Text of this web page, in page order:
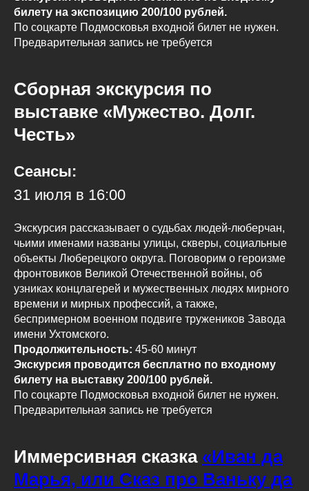
билету на экспозицию 200/100 рублей.
По соцкарте Подмосковья входной билет не нужен.
Предварительная запись не требуется
Сборная экскурсия по
выставке «Мужество. Долг.
Честь»
Сеансы:
31 июля в 16:00
Экскурсия рассказывает о судьбах людей-люберчан,
чьими именами названы улицы, скверы, социальные
объекты Люберецкого округа. Поговорим о героизме
фронтовиков Великой Отечественной войны, об
узниках концлагерей и мужественных людях мирного
времени и мирных профессий, а также,
беспримерном военном подвиге тружеников Завода
имени Ухтомского.
Продолжительность: 45-60 минут
Экскурсия проводится бесплатно по входному
билету на выставку 200/100 рублей.
По соцкарте Подмосковья входной билет не нужен.
Предварительная запись не требуется
Иммерсивная сказка «Иван да
Марья, или Сказ про Ваньку да